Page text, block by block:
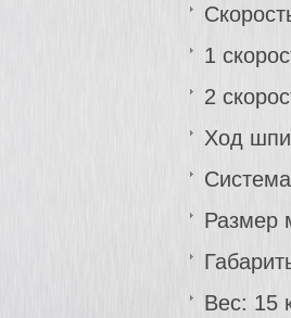
1
2
Ход
Размер
Вес: 15